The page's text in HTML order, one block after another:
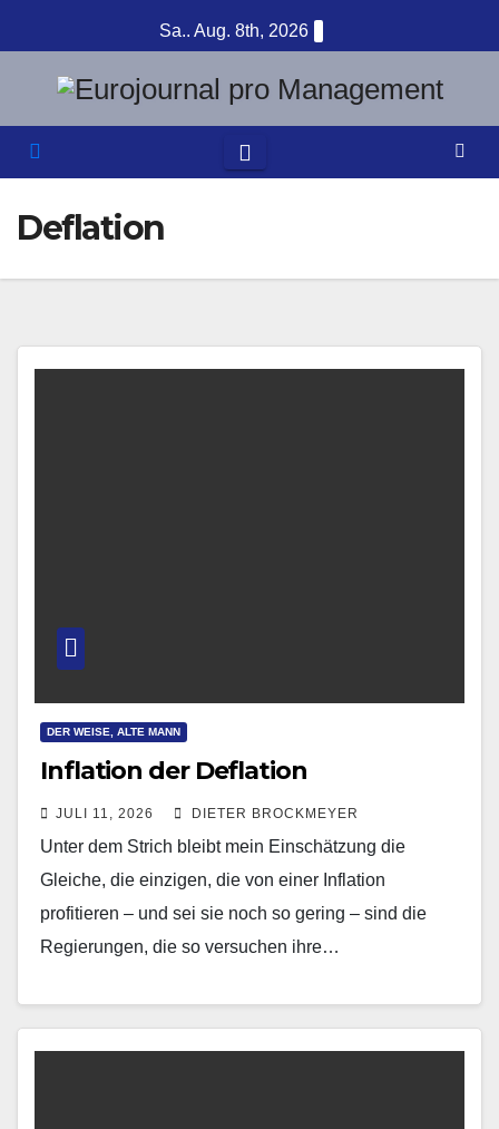
Inhalt
springen
Sa.. Aug. 8th, 2026
Deflation
DER WEISE, ALTE MANN
Inflation der Deflation
JULI 11, 2026 DIETER BROCKMEYER
Unter dem Strich bleibt mein Einschätzung die
Gleiche, die einzigen, die von einer Inflation
profitieren – und sei sie noch so gering – sind die
Regierungen, die so versuchen ihre…